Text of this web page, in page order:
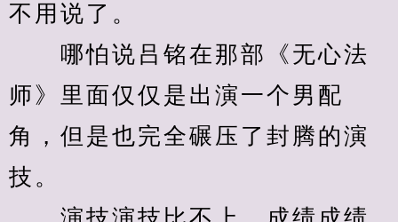
不用说了。
哪怕说吕铭在那部《无心法
师》里面仅仅是出演一个男配
角，但是也完全碾压了封腾的演
技。